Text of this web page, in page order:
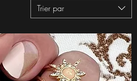
Trier par